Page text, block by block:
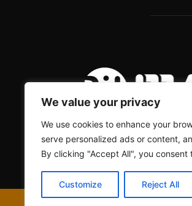
We value your privacy
We use cookies to enhance your
serve personalized ads or content,
By clicking "Accept All", you consent
Customize Reject All
© 2012 - 2026 - BitMAT